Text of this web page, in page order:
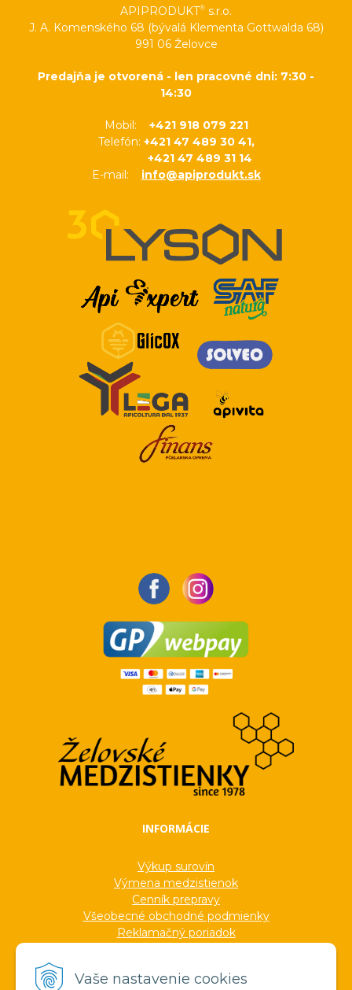
Vaše nastavenie cookies
APIPRODUKT® s.r.o.
J. A. Komenského 68 (bývalá Klementa Gottwalda 68)
991 06 Želovce
Predajňa je otvorená - len pracovné dni: 7:30 -
14:30
Mobil: +421 918 079 221
Telefón: +421 47 489 30 41,
+421 47 489 31 14
E-mail: info@apiprodukt.sk
INFORMÁCIE
Výkup surovín
Výmena medzistienok
Cenník prepravy
Všeobecné obchodné podmienky
Reklamačný poriadok
Formuláre